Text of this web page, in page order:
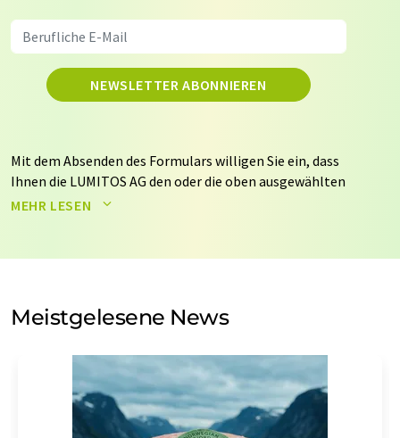
NEWSLETTER ABONNIEREN
Mit dem Absenden des Formulars willigen Sie ein, dass
Ihnen die LUMITOS AG den oder die oben ausgewählten
Newsletter per E-Mail zusendet. Ihre Daten werden
auf Basis unsererDatenschutzerklärung. LUMITOS darf
Meinungsforschung per E-Mail kontaktieren. Ihre
Einwilligung können Sie jederzeit ohne Angabe von
Str. 2, 12489 Berlin oder per E-Mail unter
widerruf@lumitos.commit Wirkung für die Zukunft
widerrufen. Zudem ist in jeder E-Mail ein Link zur
Abbestellung des entsprechenden Newsletters
MEHR LESEN
Meistgelesene News